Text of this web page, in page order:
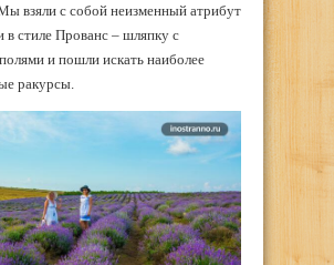
взяли с собой неизменный атрибут
в стиле Прованс – шляпку с
и пошли искать наиболее
ракурсы.